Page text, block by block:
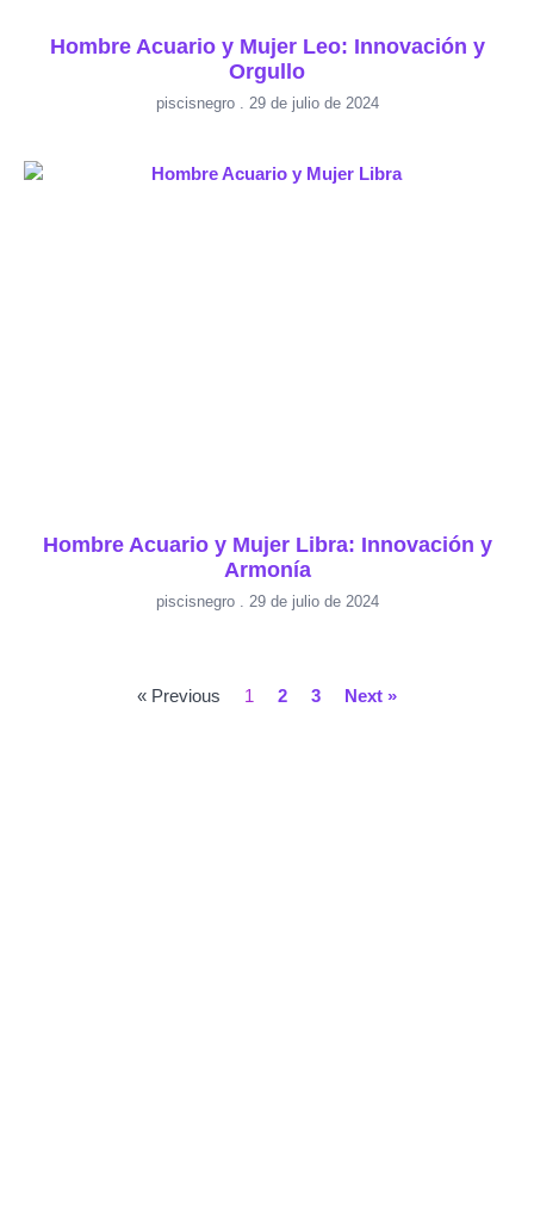
Hombre Acuario y Mujer Leo: Innovación y
Orgullo
piscisnegro 29 de julio de 2024
Hombre Acuario y Mujer Libra: Innovación y
Armonía
piscisnegro 29 de julio de 2024
« Previous 1 2 3 Next »